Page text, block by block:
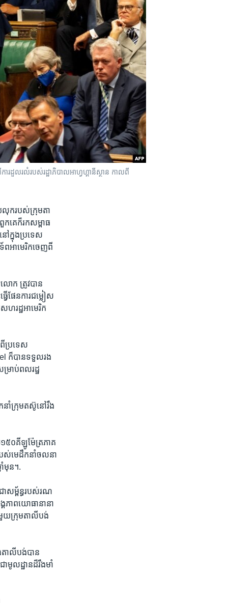
ដួលរលំ​របស់​រដ្ឋាភិបាល​អាហ្វហ្គានីស្ថាន​ កាលពី​
លុក​របស់​ក្រុមតា
គេក៏​រក​សម្ពាធ​
ៅ​ក្នុង​ប្រទេស​
ពអាមេរិក​ចេញ​ពី​
ោក​ ត្រូវ​បាន​
ែន​ការ​ជម្លៀស​
រដ្ឋ​អាមេរិក​
ប្រទេស​
ក៏​បាន​ទទួល​រង​
រាប់​ពលរដ្ឋ​
នាំ​ក្រុម​តស៊ូ​នៅ​រឹង
៥០​គីឡូម៉ែត្រ​ភាគ​
បស់​មេ​ដឹកនាំ​ចលនា​
មុន។​.
ា​សម្ព័ន្ធ​របស់​រណ
ភាព​យោធា​នានា​
មួយ​ក្រុម​តាលីបង់​
តាលីបង់​បាន​
មូលដ្ឋាន​ដ៏​រឹងមាំ​